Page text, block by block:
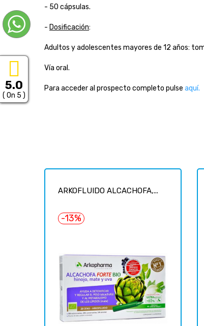
- 50 cápsulas.
- Dosificación:
Adultos y adolescentes mayores de 12 años:
Vía oral.
Para acceder al prospecto completo pulse aquí.
ARKOFLUIDO ALCACHOFA,...
-13%
5.0
( On 5 )